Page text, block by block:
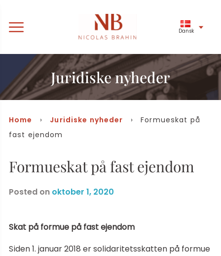
Dansk
Juridiske nyheder
Home › Juridiske nyheder › Formueskat på
fast ejendom
Formueskat på fast ejendom
Posted on oktober 1, 2020
Skat på formue på fast ejendom
Siden 1. januar 2018 er solidaritetsskatten på formue